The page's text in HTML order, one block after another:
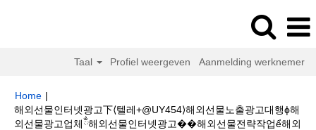
Taal Profiel weergeven Aanmelding werknemer
Home |
해외선물인터넷광고下⟨텔레+@UY454⟩해외선물노출광고대행ϕ해
외선물광고업체ྂ해외선물인터넷광고��해외선물전략작업ể해외